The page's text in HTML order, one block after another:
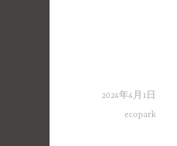
2024年4月1日
ecopark